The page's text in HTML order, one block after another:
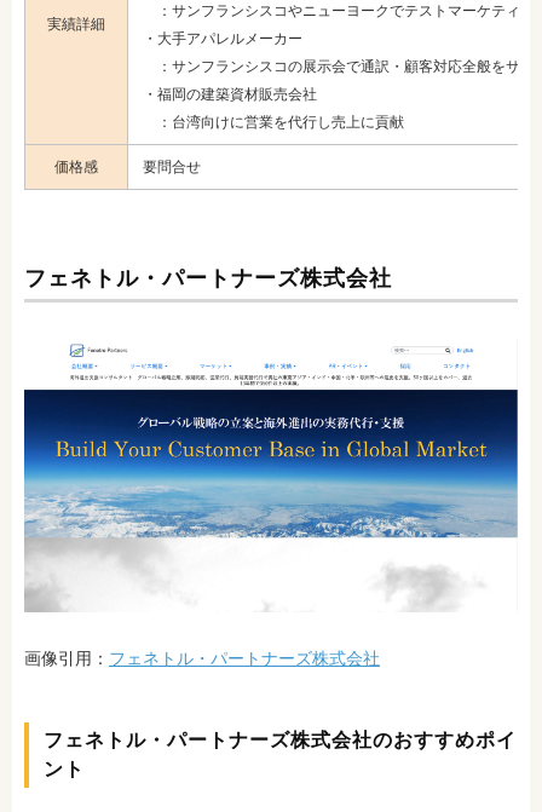
実績詳細
：サンフランシスコやニューヨークでテストマーケティン
・大手アパレルメーカー
：サンフランシスコの展示会で通訳・顧客対応全般をサポ
・福岡の建築資材販売会社
：台湾向けに営業を代行し売上に貢献
価格感 要問合せ
フェネトル・パートナーズ株式会社
画像引用： フェネトル・パートナーズ株式会社
フェネトル・パートナーズ株式会社のおすすめポイ
ント